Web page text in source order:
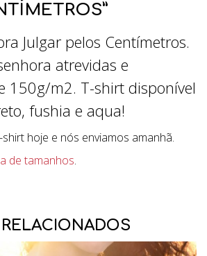
Julgar pelos Centímetros.
atrevidas e
150g/m2. T-shirt disponível
fushia e aqua!
hoje e nós enviamos amanhã.
de tamanhos.